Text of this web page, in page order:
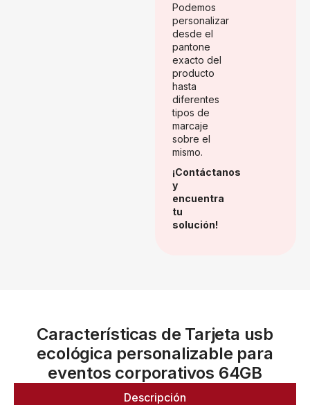
Podemos
personalizar
desde el
pantone
exacto del
producto
hasta
diferentes
tipos de
marcaje
sobre el
mismo.
¡Contáctanos
y
encuentra
tu
solución!
Características de Tarjeta usb
ecológica personalizable para
eventos corporativos 64GB
Descripción